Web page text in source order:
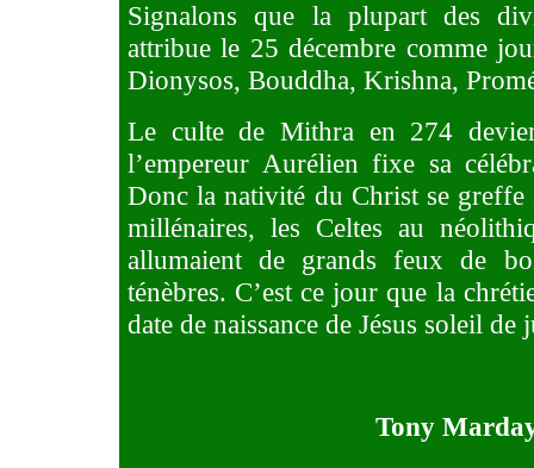
Signalons que la plupart des
attribue le 25 décembre comme
Dionysos, Bouddha, Krishna,
Le culte de Mithra en 274
l’empereur Aurélien fixe sa
Donc la nativité du Christ se greffe
millénaires, les Celtes au
allumaient de grands feux de
ténèbres. C’est ce jour que la
date de naissance de Jésus soleil de
Tony